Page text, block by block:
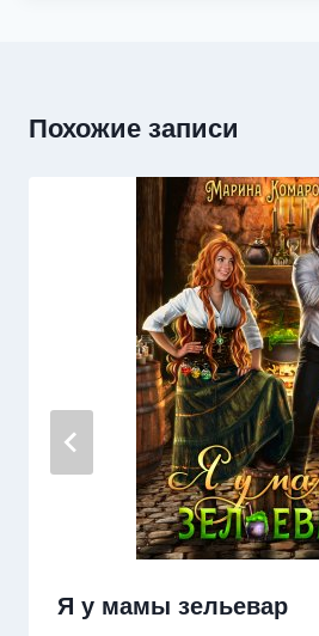
Похожие записи
Я у мамы зельевар